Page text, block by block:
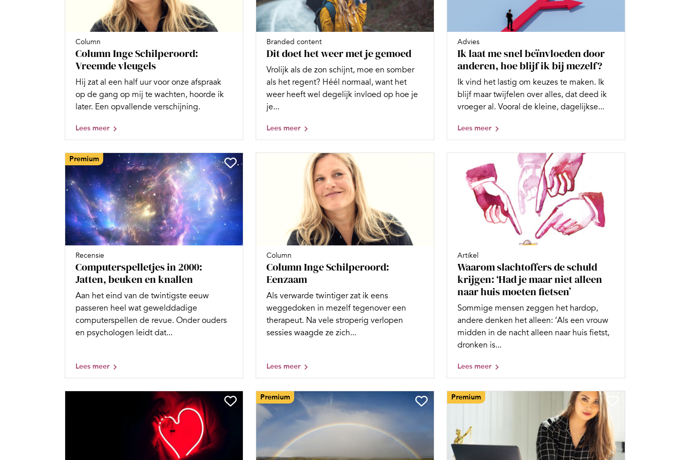
Column
Column Inge Schilperoord:
Vreemde vleugels
Hij zat al een half uur voor onze afspraak
op de gang op mij te wachten, hoorde ik
later. Een opvallende verschijning.
Lees meer
Branded content
Dit doet het weer met je gemoed
Vrolijk als de zon schijnt, moe en somber
als het regent? Héél normaal, want het
weer heeft wel degelijk invloed op hoe je
je...
Lees meer
Advies
Ik laat me snel beïnvloeden door
anderen, hoe blijf ik bij mezelf?
Ik vind het lastig om keuzes te maken. Ik
blijf maar twijfelen over alles, dat deed ik
vroeger al. Vooral de kleine, dagelijkse...
Lees meer
Premium
Recensie
Computerspelletjes in 2000:
Jatten, beuken en knallen
Aan het eind van de twintigste eeuw
passeren heel wat gewelddadige
computerspellen de revue. Onder ouders
en psychologen leidt dat...
Lees meer
Column
Column Inge Schilperoord:
Eenzaam
Als verwarde twintiger zat ik eens
weggedoken in mezelf tegenover een
therapeut. Na vele stroperig verlopen
sessies waagde ze zich...
Lees meer
Artikel
Waarom slachtoffers de schuld
krijgen: ‘Had je maar niet alleen
naar huis moeten fietsen’
Sommige mensen zeggen het hardop,
andere denken het alleen: ‘Als een vrouw
midden in de nacht alleen naar huis fietst,
dronken is...
Lees meer
Premium Premium